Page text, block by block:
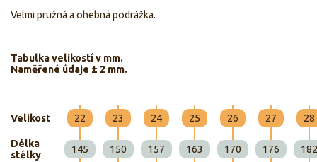
Velmi pružná a ohebná podrážka.
Tabulka velikostí v mm.
Naměřené údaje ± 2 mm.
Velikost 22 23 24 25 26 27 28
Délka
stélky
145 150 157 163 170 176 182